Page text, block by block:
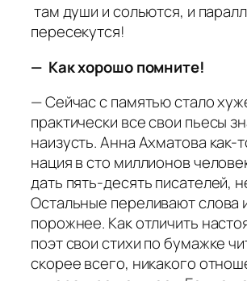
там души и сольются, и
пересекутся!
— Как хорошо помните!
— Сейчас с памятью стало
практически все свои пьесы
наизусть. Анна Ахматова как-
нация в сто миллионов
дать пять-десять писателей,
Остальные переливают слова
порожнее. Как отличить
поэт свои стихи по бумажке
скорее всего, никакого